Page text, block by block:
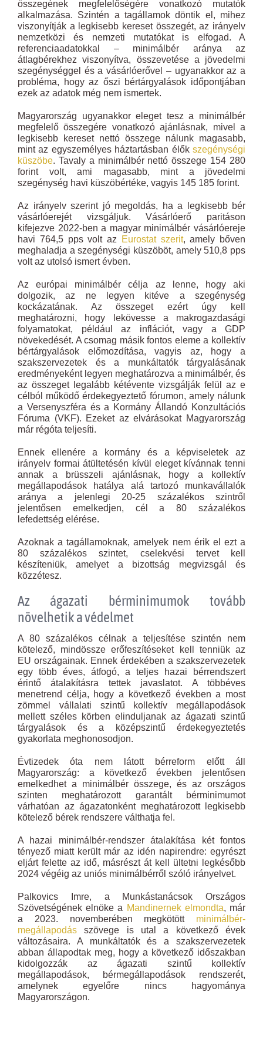
összegének megfelelőségére vonatkozó mutatók
alkalmazása. Szintén a tagállamok döntik el, mihez
viszonyítják a legkisebb kereset összegét, az irányelv
nemzetközi és nemzeti mutatókat is elfogad. A
referenciaadatokkal – minimálbér aránya az
átlagbérekhez viszonyítva, összevetése a jövedelmi
szegénységgel és a vásárlóerővel – ugyanakkor az a
probléma, hogy az őszi bértárgyalások időpontjában
ezek az adatok még nem ismertek.
Magyarország ugyanakkor eleget tesz a minimálbér
megfelelő összegére vonatkozó ajánlásnak, mivel a
legkisebb kereset nettó összege nálunk magasabb,
mint az egyszemélyes háztartásban élők szegénységi
küszöbe. Tavaly a minimálbér nettó összege 154 280
forint volt, ami magasabb, mint a jövedelmi
szegénység havi küszöbértéke, vagyis 145 185 forint.
Az irányelv szerint jó megoldás, ha a legkisebb bér
vásárlóerejét vizsgáljuk. Vásárlóerő paritáson
kifejezve 2022-ben a magyar minimálbér vásárlóereje
havi 764,5 pps volt az Eurostat szerit, amely bőven
meghaladja a szegénységi küszöböt, amely 510,8 pps
volt az utolsó ismert évben.
Az európai minimálbér célja az lenne, hogy aki
dolgozik, az ne legyen kitéve a szegénység
kockázatának. Az összeget ezért úgy kell
meghatározni, hogy lekövesse a makrogazdasági
folyamatokat, például az inflációt, vagy a GDP
növekedését. A csomag másik fontos eleme a kollektív
bértárgyalások előmozdítása, vagyis az, hogy a
szakszervezetek és a munkáltatók tárgyalásának
eredményeként legyen meghatározva a minimálbér, és
az összeget legalább kétévente vizsgálják felül az e
célból működő érdekegyeztető fórumon, amely nálunk
a Versenyszféra és a Kormány Állandó Konzultációs
Fóruma (VKF). Ezeket az elvárásokat Magyarország
már régóta teljesíti.
Ennek ellenére a kormány és a képviseletek az
irányelv formai átültetésén kívül eleget kívánnak tenni
annak a brüsszeli ajánlásnak, hogy a kollektív
megállapodások hatálya alá tartozó munkavállalók
aránya a jelenlegi 20-25 százalékos szintről
jelentősen emelkedjen, cél a 80 százalékos
lefedettség elérése.
Azoknak a tagállamoknak, amelyek nem érik el ezt a
80 százalékos szintet, cselekvési tervet kell
készíteniük, amelyet a bizottság megvizsgál és
közzétesz.
Az ágazati bérminimumok tovább
növelhetik a védelmet
A 80 százalékos célnak a teljesítése szintén nem
kötelező, mindössze erőfeszítéseket kell tenniük az
EU országainak. Ennek érdekében a szakszervezetek
egy több éves, átfogó, a teljes hazai bérrendszert
érintő átalakításra tettek javaslatot. A többéves
menetrend célja, hogy a következő években a most
zömmel vállalati szintű kollektív megállapodások
mellett széles körben elinduljanak az ágazati szintű
tárgyalások és a középszintű érdekegyeztetés
gyakorlata meghonosodjon.
Évtizedek óta nem látott bérreform előtt áll
Magyarország: a következő években jelentősen
emelkedhet a minimálbér összege, és az országos
szinten meghatározott garantált bérminimumot
várhatóan az ágazatonként meghatározott legkisebb
kötelező bérek rendszere válthatja fel.
A hazai minimálbér-rendszer átalakítása két fontos
tényező miatt került már az idén napirendre: egyrészt
eljárt felette az idő, másrészt át kell ültetni legkésőbb
2024 végéig az uniós minimálbérről szóló irányelvet.
Palkovics Imre, a Munkástanácsok Országos
Szövetségének elnöke a Mandinernek elmondta, már
a 2023. novemberében megkötött minimálbér-
megállapodás szövege is utal a következő évek
változásaira. A munkáltatók és a szakszervezetek
abban állapodtak meg, hogy a következő időszakban
kidolgozzák az ágazati szintű kollektív
megállapodások, bérmegállapodások rendszerét,
amelynek egyelőre nincs hagyománya
Magyarországon.